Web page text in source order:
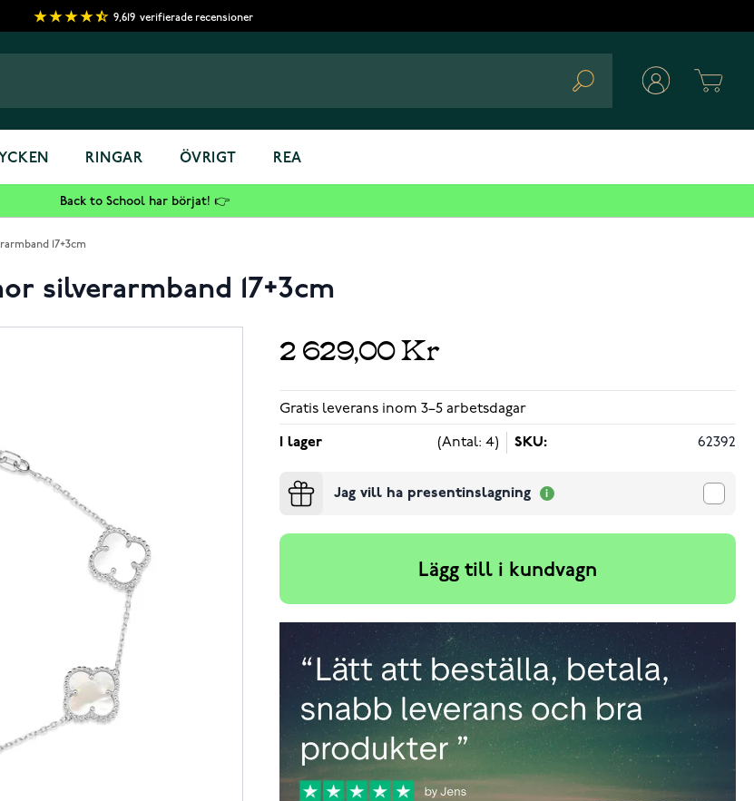
9,619 verifierade recensioner
Search
RINGAR ÖVRIGT REA
Back to School har börjat! 👉
17+3cm
silverarmband 17+3cm
2 629,00 Kr
Gratis leverans inom 3–5 arbetsdagar
I lager (Antal: 4) SKU: 62392
Jag vill ha presentinslagning
Lägg till i kundvagn